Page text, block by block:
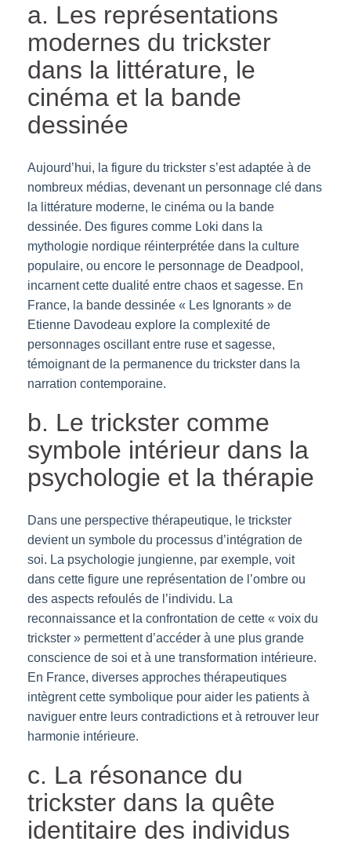
a. Les représentations
modernes du trickster
dans la littérature, le
cinéma et la bande
dessinée
Aujourd’hui, la figure du trickster s’est adaptée à de
nombreux médias, devenant un personnage clé dans
la littérature moderne, le cinéma ou la bande
dessinée. Des figures comme Loki dans la
mythologie nordique réinterprétée dans la culture
populaire, ou encore le personnage de Deadpool,
incarnent cette dualité entre chaos et sagesse. En
France, la bande dessinée « Les Ignorants » de
Etienne Davodeau explore la complexité de
personnages oscillant entre ruse et sagesse,
témoignant de la permanence du trickster dans la
narration contemporaine.
b. Le trickster comme
symbole intérieur dans la
psychologie et la thérapie
Dans une perspective thérapeutique, le trickster
devient un symbole du processus d’intégration de
soi. La psychologie jungienne, par exemple, voit
dans cette figure une représentation de l’ombre ou
des aspects refoulés de l’individu. La
reconnaissance et la confrontation de cette « voix du
trickster » permettent d’accéder à une plus grande
conscience de soi et à une transformation intérieure.
En France, diverses approches thérapeutiques
intègrent cette symbolique pour aider les patients à
naviguer entre leurs contradictions et à retrouver leur
harmonie intérieure.
c. La résonance du
trickster dans la quête
identitaire des individus